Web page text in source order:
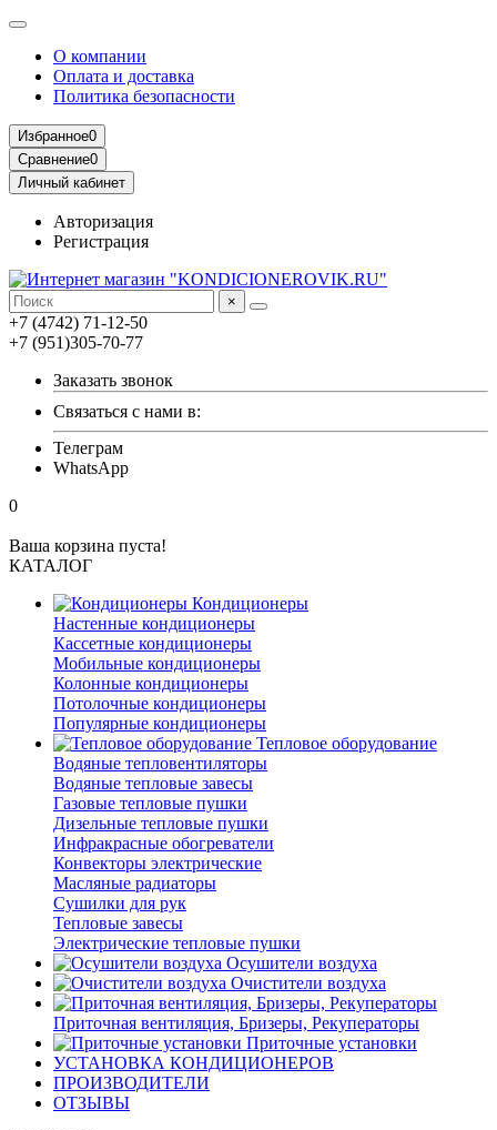
О компании
Оплата и доставка
Политика безопасности
Избранное0
Сравнение0
Личный кабинет
Авторизация
Регистрация
×
+7 (4742) 71-12-50
+7 (951)305-70-77
Заказать звонок
Связаться с нами в:
Телеграм
WhatsApp
0
Ваша корзина пуста!
КАТАЛОГ
Кондиционеры
Настенные кондиционеры
Кассетные кондиционеры
Мобильные кондиционеры
Колонные кондиционеры
Потолочные кондиционеры
Популярные кондиционеры
Тепловое оборудование
Водяные тепловентиляторы
Водяные тепловые завесы
Газовые тепловые пушки
Дизельные тепловые пушки
Инфракрасные обогреватели
Конвекторы электрические
Масляные радиаторы
Сушилки для рук
Тепловые завесы
Электрические тепловые пушки
Осушители воздуха
Очистители воздуха
Приточная вентиляция, Бризеры, Рекуператоры
Приточные установки
УСТАНОВКА КОНДИЦИОНЕРОВ
ПРОИЗВОДИТЕЛИ
ОТЗЫВЫ